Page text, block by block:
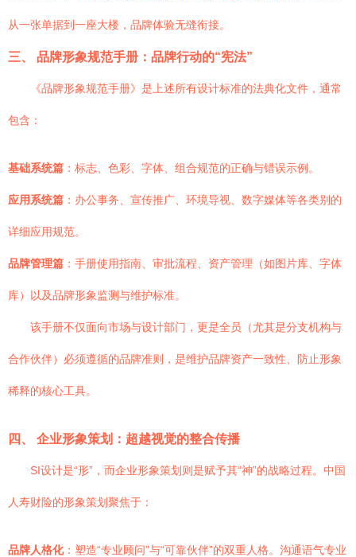
从一张单据到一座大楼，品牌体验无缝衔接。
三、 品牌形象规范手册：品牌行动的“宪法”
《品牌形象规范手册》是上述所有设计标准的法典化文件，通常
包含：
基础系统篇 ：标志、色彩、字体、组合规范的正确与错误示例。
应用系统篇 ：办公事务、宣传推广、环境导视、数字媒体等各类别的
详细应用规范。
品牌管理篇 ：手册使用指南、审批流程、资产管理（如图片库、字体
库）以及品牌形象监测与维护标准。
该手册不仅面向市场与设计部门，更是全员（尤其是分支机构与
合作伙伴）必须遵循的品牌准则，是维护品牌资产一致性、防止形象
稀释的核心工具。
四、 企业形象策划：超越视觉的整合传播
SI设计是“形”，而企业形象策划则是赋予其“神”的战略过程。中国
人寿财险的形象策划聚焦于：
品牌人格化：塑造“专业顾问”与“可靠伙伴”的双重人格。沟通语气专业